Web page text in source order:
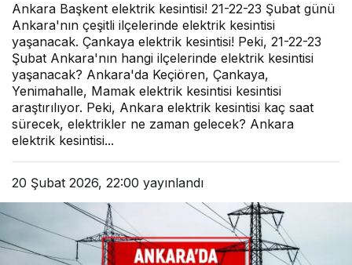
Ankara Başkent elektrik kesintisi! 21-22-23 Şubat günü
Ankara'nın çeşitli ilçelerinde elektrik kesintisi
yaşanacak. Çankaya elektrik kesintisi! Peki, 21-22-23
Şubat Ankara'nın hangi ilçelerinde elektrik kesintisi
yaşanacak? Ankara'da Keçiören, Çankaya,
Yenimahalle, Mamak elektrik kesintisi kesintisi
araştırılıyor. Peki, Ankara elektrik kesintisi kaç saat
sürecek, elektrikler ne zaman gelecek? Ankara
elektrik kesintisi...
20 Şubat 2026, 22:00 yayınlandı